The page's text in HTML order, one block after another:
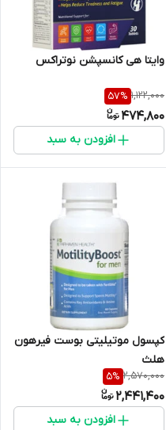
وایتا هی کانسپشن نوتراکس
1,122,000
57%
474,800
افزودن به سبد
کپسول موتیلیتی بوست فیرهون
هلث
2,570,000
5%
2,441,400
افزودن به سبد